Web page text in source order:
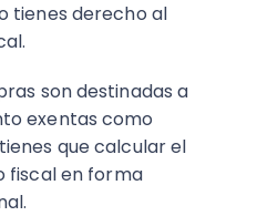
tienes derecho al
son destinadas a
exentas como
que calcular el
fiscal en forma